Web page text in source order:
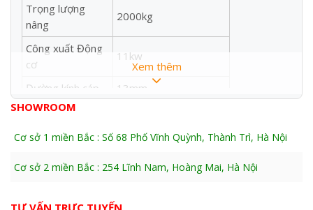
Trọng lượng
nâng
2000kg
Công xuất Động
cơ
11kw
Đường kính cáp
13mm
Tấc độ nâng
Dây cáp có sẵn
Chưa có cáp đi cùng
Dây cáp cuốn tối
Xem thêm
SHOWROOM
Cơ sở 1 miền Bắc : Số 68 Phố Vĩnh Quỳnh, Thành Trì, Hà Nội
Cơ sở 2 miền Bắc : 254 Lĩnh Nam, Hoàng Mai, Hà Nội
TƯ VẤN TRỰC TUYẾN